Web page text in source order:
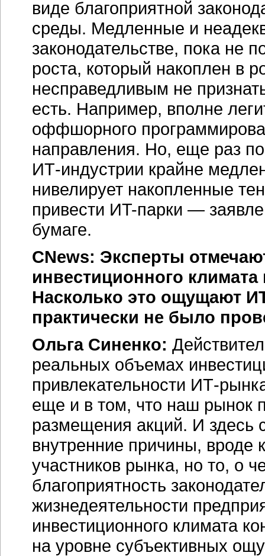
виде благоприятной
среды. Медленные и
законодательстве, пока не
роста, который накоплен в
несправедливым не
есть. Например, вполне
оффшорного
направления. Но, еще раз
ИТ-индустрии крайне
нивелирует накопленные
привести ИT-парки —
бумаге.
CNews: Эксперты
инвестиционного
Насколько это ощущают
практически не было
Ольга Синенко:
реальных объемах
привлекательности ИТ-
еще и в том, что наш рынок
размещения акций. И здесь
внутренние причины, вроде
участников рынка, но то, о
благоприятность
жизнедеятельности
инвестиционного климата
на уровне субъективных